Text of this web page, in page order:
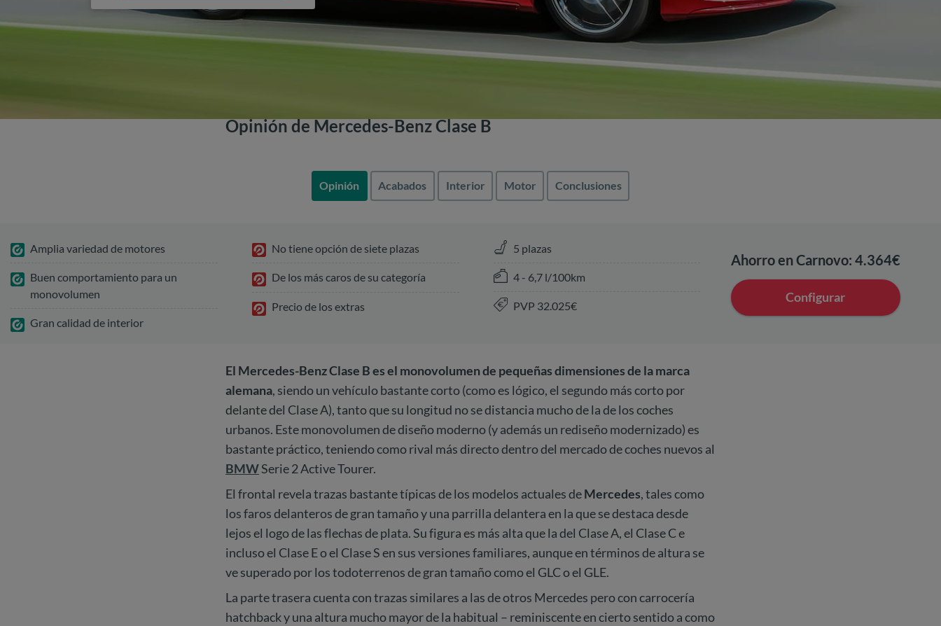
Opinión de Mercedes-Benz Clase B
Opinión Acabados Interior Motor Conclusiones
Amplia variedad de motores
Buen comportamiento para un
monovolumen
Gran calidad de interior
No tiene opción de siete plazas
De los más caros de su categoría
Precio de los extras
5 plazas
4 - 6,7 l/100km
PVP 32.025€
Ahorro en Carnovo: 4.364€
Configurar
El Mercedes-Benz Clase B es el monovolumen de pequeñas dimensiones de la marca
alemana, siendo un vehículo bastante corto (como es lógico, el segundo más corto por
delante del Clase A), tanto que su longitud no se distancia mucho de la de los coches
urbanos. Este monovolumen de diseño moderno (y además un rediseño modernizado) es
bastante práctico, teniendo como rival más directo dentro del mercado de coches nuevos al
BMWSerie 2 Active Tourer.
El frontal revela trazas bastante típicas de los modelos actuales deMercedes, tales como
los faros delanteros de gran tamaño y una parrilla delantera en la que se destaca desde
lejos el logo de las flechas de plata. Su figura es más alta que la del Clase A, el Clase C e
incluso el Clase E o el Clase S en sus versiones familiares, aunque en términos de altura se
ve superado por los todoterrenos de gran tamaño como el GLC o el GLE.
La parte trasera cuenta con trazas similares a las de otros Mercedes pero con carrocería
hatchback y una altura mucho mayor de la habitual – reminiscente en cierto sentido a como